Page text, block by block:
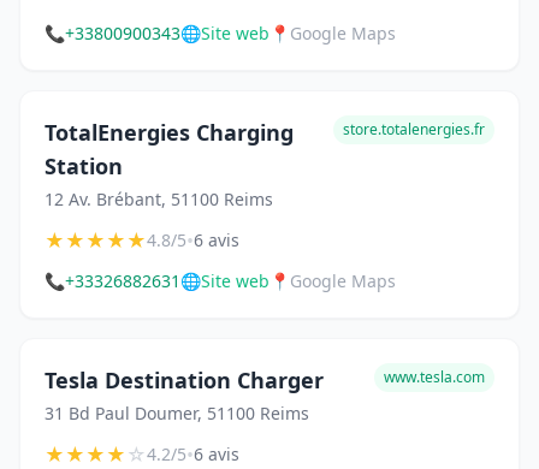
📞+33800900343🌐Site web 📍 Google Maps
TotalEnergies Charging
Station
12 Av. Brébant, 51100 Reims
store.totalenergies.fr
★★★★★4.8/5•6 avis
📞+33326882631 🌐Site web 📍 Google Maps
Tesla Destination Charger
31 Bd Paul Doumer, 51100 Reims
www.tesla.com
★★★★☆4.2/5•6 avis